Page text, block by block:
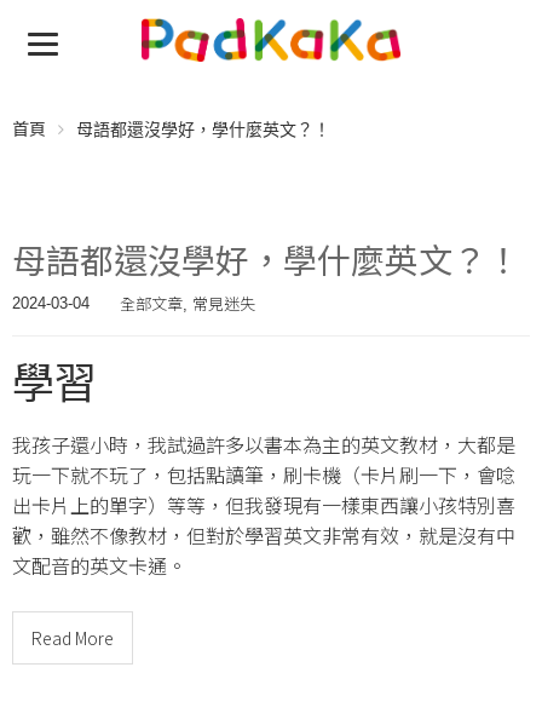
首頁 母語都還沒學好，學什麼英文？！
母語都還沒學好，學什麼英文？！
2024-03-04 全部文章, 常見迷失
學習
我孩子還小時，我試過許多以書本為主的英文教材，大都是
玩一下就不玩了，包括點讀筆，刷卡機（卡片刷一下，會唸
出卡片上的單字）等等，但我發現有一樣東西讓小孩特別喜
歡，雖然不像教材，但對於學習英文非常有效，就是沒有中
文配音的英文卡通。
Read More